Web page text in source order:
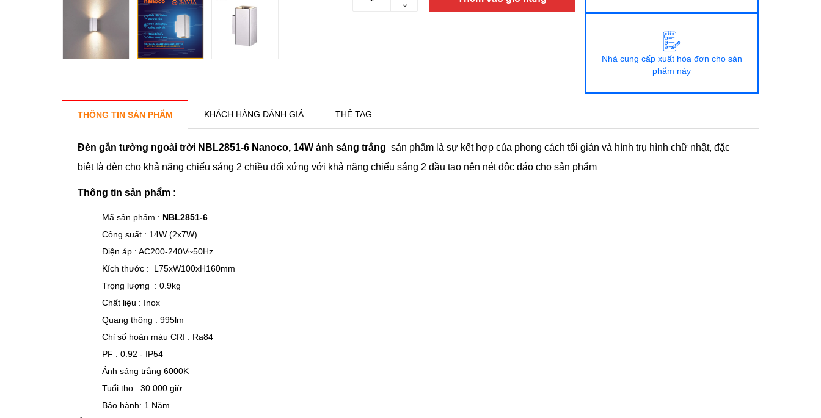
Nhà cung cấp xuất hóa đơn cho sản
phẩm này
THÔNG TIN SẢN PHẨM KHÁCH HÀNG ĐÁNH GIÁ THẺ TAG
Đèn gắn tường ngoài trời NBL2851-6 Nanoco, 14W ánh sáng trắng sản phẩm là sự kết hợp của phong cách tối giản và hình trụ hình chữ nhật, đặc
biệt là đèn cho khả năng chiếu sáng 2 chiều đối xứng với khả năng chiếu sáng 2 đầu tạo nên nét độc đáo cho sản phẩm
Thông tin sản phẩm :
Mã sản phẩm : NBL2851-6
Công suất : 14W (2x7W)
Điện áp : AC200-240V~50Hz
Kích thước : L75xW100xH160mm
Trọng lượng : 0.9kg
Chất liệu : Inox
Quang thông : 995lm
Chỉ số hoàn màu CRI : Ra84
PF : 0.92 - IP54
Ánh sáng trắng 6000K
Tuổi thọ : 30.000 giờ
Bảo hành: 1 Năm